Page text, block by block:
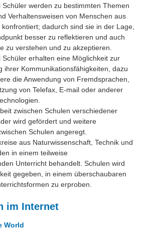
werden zu bestimmten Themen
Verhaltensweisen von Menschen aus
dadurch sind sie in der Lage,
besser zu reflektieren und auch
zu verstehen und zu akzeptieren.
erhalten eine Möglichkeit zur
ihrer Kommunikationsfähigkeiten, dazu
die Anwendung von Fremdsprachen,
von Telefax, E-mail oder anderer
zwischen Schulen verschiedener
wird gefördert und weitere
Schulen angeregt.
aus Naturwissenschaft, Technik und
in einem teilweise
Unterricht behandelt. Schulen wird
gegeben, in einem überschaubaren
zu erproben.
im Internet
World